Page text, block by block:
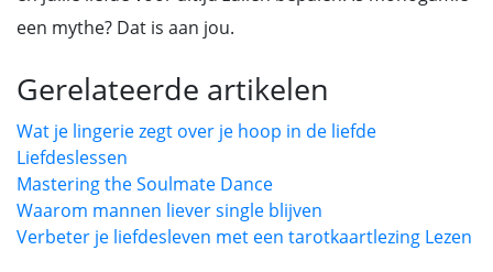
een mythe? Dat is aan jou.
Gerelateerde artikelen
Wat je lingerie zegt over je hoop in de liefde
Liefdeslessen
Mastering the Soulmate Dance
Waarom mannen liever single blijven
Verbeter je liefdesleven met een tarotkaartlezing Lezen